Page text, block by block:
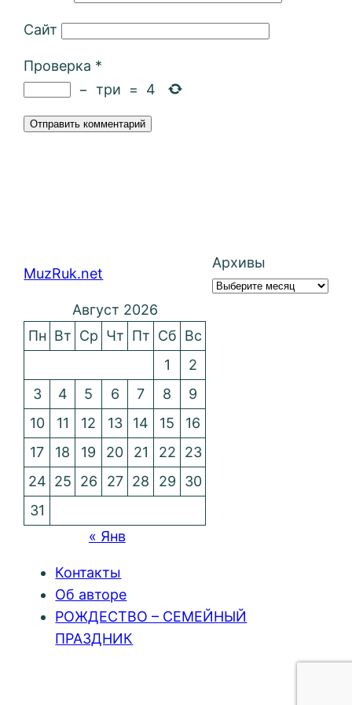
Сайт
Проверка *
− три = 4
MuzRuk.net
Архивы
Август 2026
Пн Вт Ср Чт Пт Сб Вс
1
2
3
4 5 6 7 8
9
10
11 12 13 14 15
16
17
18 19 20 21 22
23
24 25 26 27 28 29
30
31
« Янв
Контакты
Об авторе
РОЖДЕСТВО – СЕМЕЙНЫЙ
ПРАЗДНИК